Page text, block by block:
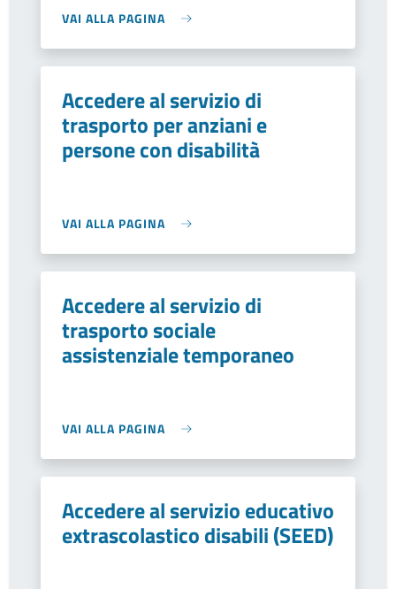
VAI ALLA PAGINA
Accedere al servizio di
trasporto per anziani e
persone con disabilità
VAI ALLA PAGINA
Accedere al servizio di
trasporto sociale
assistenziale temporaneo
VAI ALLA PAGINA
Accedere al servizio educativo
extrascolastico disabili (SEED)